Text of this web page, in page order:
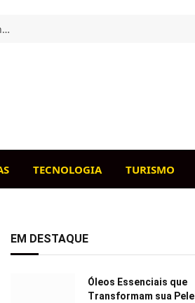
Intestino saudável, cão feliz: o papel da flora intestinal na imunidade canina
TECNOLOGIA TURISMO
EM DESTAQUE
Óleos Essenciais que
Transformam sua Pele